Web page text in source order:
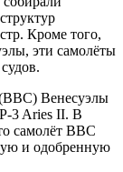
Кроме того,
эти самолёты
Венесуэлы
3 Aries II. В
самолёт ВВС
и одобренную